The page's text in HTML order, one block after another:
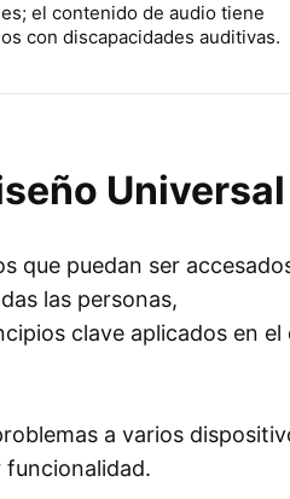
el contenido de audio tiene
con discapacidades auditivas.
Universal
que puedan ser
las personas,
clave aplicados en el
a varios